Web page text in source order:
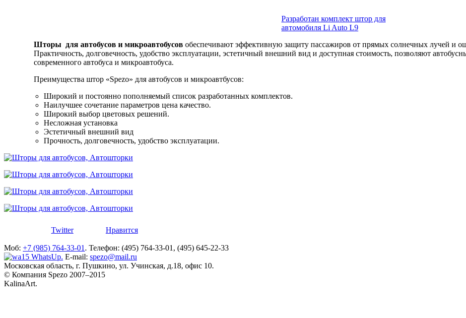
Разработан комплект штор для
автомобиля Li Auto L9
Шторы для автобусов и микроавтобусов обеспечивают эффективную защиту пассажиров от прямых солнечных лучей и
Практичность, долговечность, удобство эксплуатации, эстетичный внешний вид и доступная стоимость, позволяют
современного автобуса и микроавтобуса.
Преимущества штор «Spezo» для автобусов и микроавтбусов:
Широкий и постоянно пополняемый список разработанных комплектов.
Наилучшее сочетание параметров цена качество.
Широкий выбор цветовых решений.
Несложная установка
Эстетичный внешний вид
Прочность, долговечность, удобство эксплуатации.
Twitter Нравится
Моб: +7 (985) 764-33-01 . Телефон: (495) 764-33-01, (495) 645-22-33
WhatsUp. E-mail: spezo@mail.ru
Московская область, г. Пушкино, ул. Учинская, д.18, офис 10.
© Компания Spezo 2007–2015
KalinaArt.